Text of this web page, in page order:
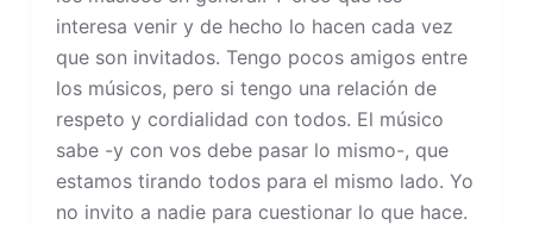
interesa venir y de hecho lo hacen cada vez
que son invitados. Tengo pocos amigos entre
los músicos, pero si tengo una relación de
respeto y cordialidad con todos. El músico
sabe -y con vos debe pasar lo mismo-, que
estamos tirando todos para el mismo lado. Yo
no invito a nadie para cuestionar lo que hace.